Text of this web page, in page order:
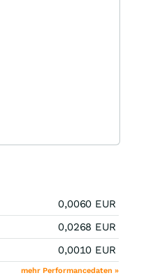
0,0060 EUR
0,0268 EUR
0,0010 EUR
mehr Performancedaten »